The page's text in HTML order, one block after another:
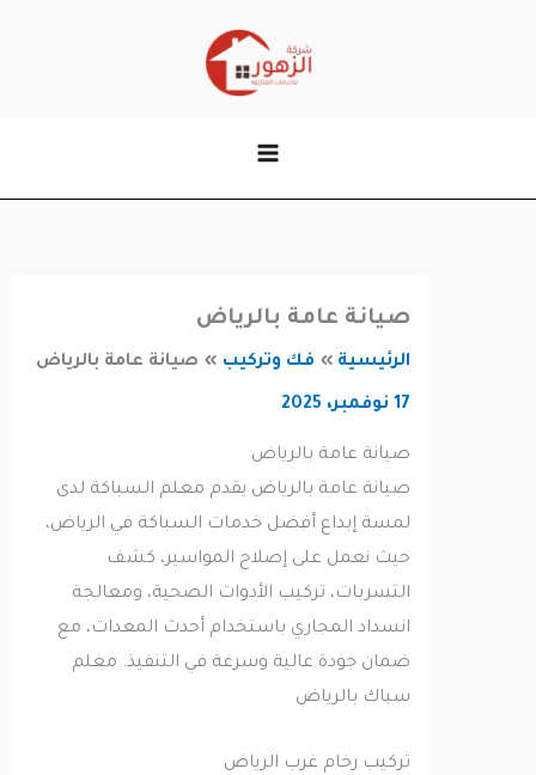
صيانة عامة بالرياض
الرئيسية فك وتركيب صيانة عامة بالرياض
صيانة عامة بالرياض
صيانة عامة بالرياض يقدم معلم السباكة لدى
لمسة إبداع أفضل خدمات السباكة في الرياض،
حيث نعمل على إصلاح المواسير، كشف
التسربات، تركيب الأدوات الصحية، ومعالجة
انسداد المجاري باستخدام أحدث المعدات، مع
ضمان جودة عالية وسرعة في التنفيذ. معلم
سباك بالرياض
تركيب رخام غرب الرياض